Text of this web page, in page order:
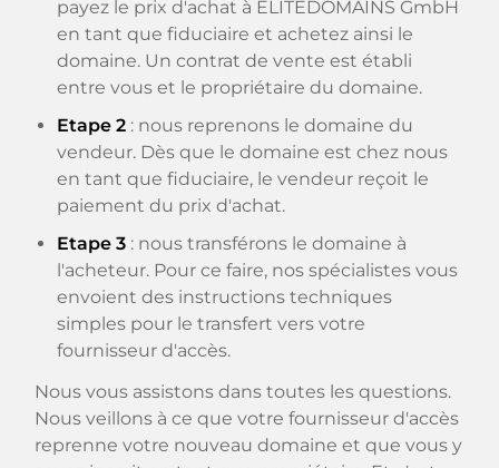
payez le prix d'achat à ELITEDOMAINS GmbH
en tant que fiduciaire et achetez ainsi le
domaine. Un contrat de vente est établi
entre vous et le propriétaire du domaine.
Etape 2 : nous reprenons le domaine du
vendeur. Dès que le domaine est chez nous
en tant que fiduciaire, le vendeur reçoit le
paiement du prix d'achat.
Etape 3 : nous transférons le domaine à
l'acheteur. Pour ce faire, nos spécialistes vous
envoient des instructions techniques
simples pour le transfert vers votre
fournisseur d'accès.
Nous vous assistons dans toutes les questions.
Nous veillons à ce que votre fournisseur d'accès
reprenne votre nouveau domaine et que vous y